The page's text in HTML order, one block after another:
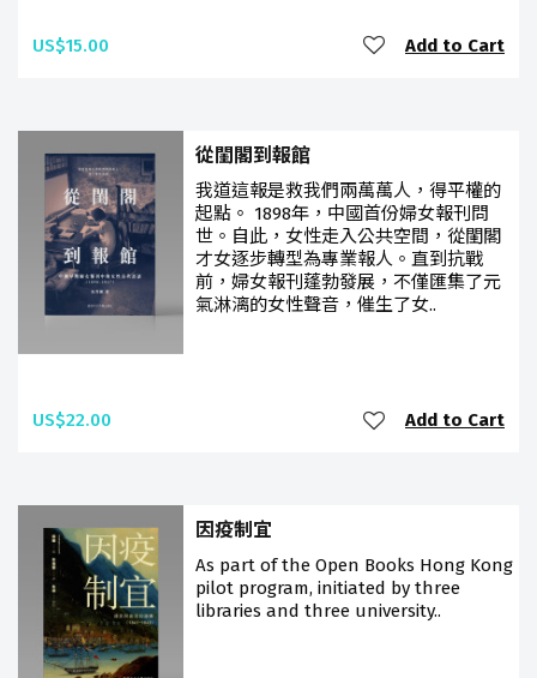
US$15.00 Add to Cart
從閨閣到報館
我道這報是救我們兩萬萬人，得平權的
起點。 1898年，中國首份婦女報刊問
世。自此，女性走入公共空間，從閨閣
才女逐步轉型為專業報人。直到抗戰
前，婦女報刊蓬勃發展，不僅匯集了元
氣淋漓的女性聲音，催生了女..
US$22.00 Add to Cart
因疫制宜
As part of the Open Books Hong Kong
pilot program, initiated by three
libraries and three university..